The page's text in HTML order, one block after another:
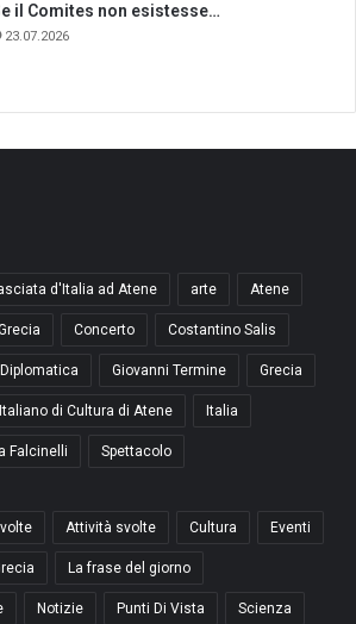
il Comites non esistesse…
23.07.2026
d'Italia ad Atene arte Atene
Concerto Costantino Salis
Giovanni Termine Grecia
di Cultura di Atene Italia
Falcinelli Spettacolo
Attività svolte Cultura Eventi
La frase del giorno
Notizie Punti Di Vista Scienza